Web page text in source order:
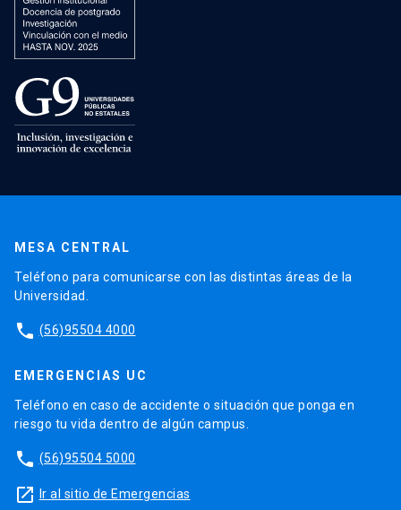
MESA CENTRAL
Teléfono para comunicarse con las distintas áreas de la
Universidad.
phone (56)95504 4000
EMERGENCIAS UC
Teléfono en caso de accidente o situación que ponga en
riesgo tu vida dentro de algún campus.
phone (56)95504 5000
launch Ir al sitio de Emergencias